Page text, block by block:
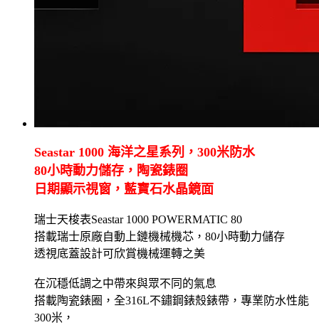
Seastar 1000 海洋之星系列，300米防水
80小時動力儲存，陶瓷錶圈
日期顯示視窗，藍寶石水晶鏡面
瑞士天梭表Seastar 1000 POWERMATIC 80
搭載瑞士原廠自動上鏈機械機芯，80小時動力儲存
透視底蓋設計可欣賞機械運轉之美
在沉穩低調之中帶來與眾不同的氣息
搭載陶瓷錶圈，全316L不鏽鋼錶殼錶帶，專業防水性能
300米，